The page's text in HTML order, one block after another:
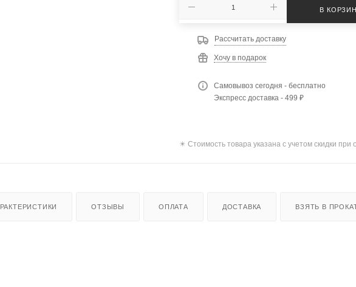
В
Рассчитать доставку
Хочу в подарок
Самовывоз сегодня - бесплатно
Экспресс доставка - 499 ₽
✴️ Стоимость товара указана с учетом скидки при
ОТЗЫВЫ ОПЛАТА ДОСТАВКА ВЗЯТЬ В